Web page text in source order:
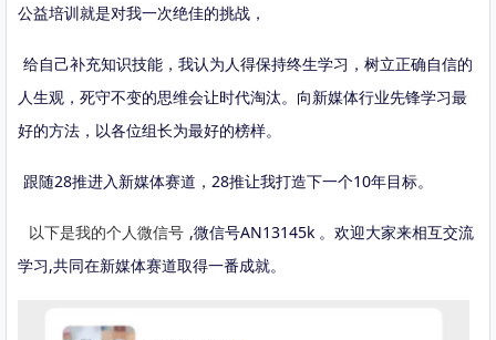
公益培训就是对我一次绝佳的挑战，
给自己补充知识技能，我认为人得保持终生学习，树立正确自信的
人生观，死守不变的思维会让时代淘汰。向新媒体行业先锋学习最
好的方法，以各位组长为最好的榜样。
跟随28推进入新媒体赛道，28推让我打造下一个10年目标。
以下是我的个人微信号 ,微信号AN13145k 。欢迎大家来相互交流
学习,共同在新媒体赛道取得一番成就。